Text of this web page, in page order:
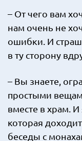
– От чего вам
нам очень не
ошибки. И
в ту сторону
– Вы знаете,
простыми
вместе в храм.
которая
беседы с